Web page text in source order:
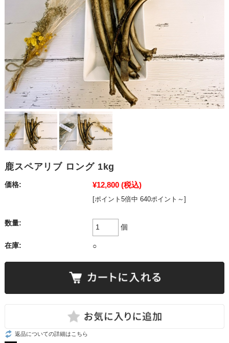
鹿スペアリブ ロング 1kg
価格: ¥12,800 (税込)
[ポイント5倍中 640ポイント～]
数量:
個
在庫: ○
返品についての詳細はこちら